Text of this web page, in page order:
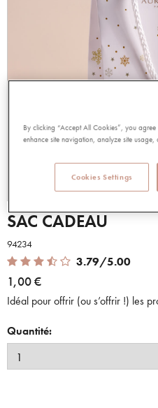
SAC CADEAU
94234
3.79 out of 5 Customer Rating
3.79/5.00
1,00 €
Idéal pour offrir (ou s’offrir !) les
Quantité:
By clicking “Accept All Cookies”, you
enhance site navigation, analyze site usage,
Cookies Settings